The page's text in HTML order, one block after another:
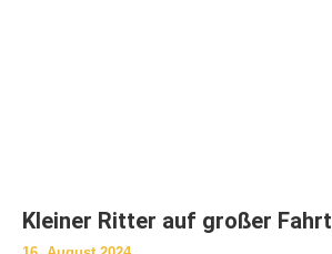
Kleiner Ritter auf großer Fahrt